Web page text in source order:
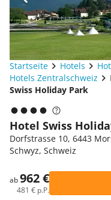
Startseite Hotels
Hotels Zentralschweiz
Swiss Holiday Park
Hotel Swiss
Dorfstrasse 10, 6443
Schwyz, Schweiz
ab962 €
481 € p.P.